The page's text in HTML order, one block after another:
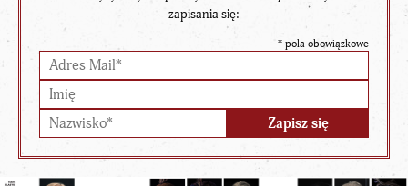
zapisania się:
* pola obowiązkowe